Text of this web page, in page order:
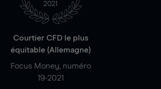
2021
Courtier CFD le plus
équitable (Allemagne)
Focus Money, numéro
19-2021